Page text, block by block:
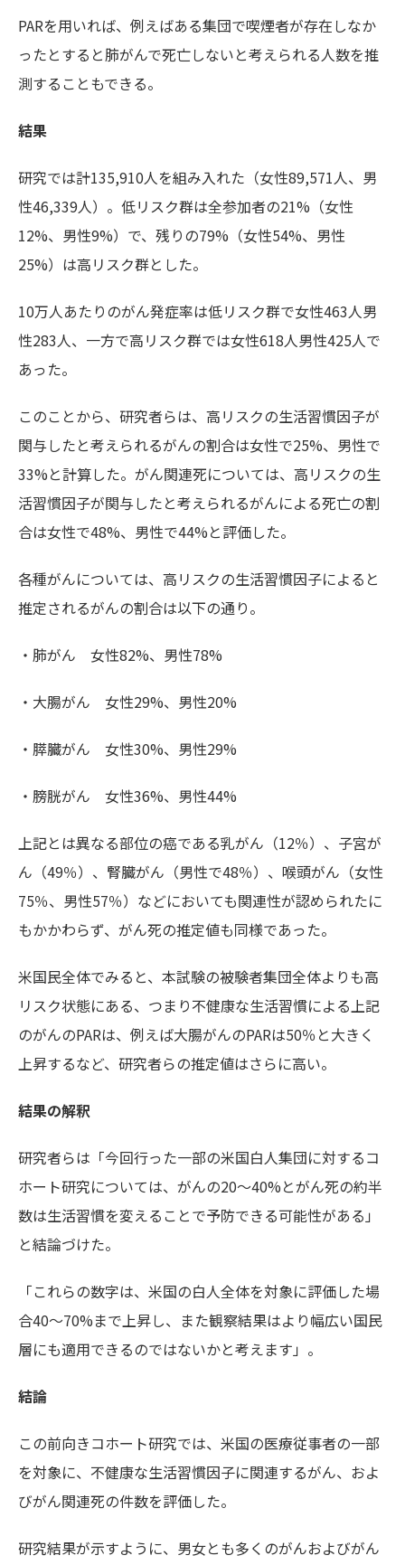
PARを用いれば、例えばある集団で喫煙者が存在しなか
ったとすると肺がんで死亡しないと考えられる人数を推
測することもできる。
結果
研究では計135,910人を組み入れた（女性89,571人、男
性46,339人）。低リスク群は全参加者の21%（女性
12%、男性9%）で、残りの79%（女性54%、男性
25%）は高リスク群とした。
10万人あたりのがん発症率は低リスク群で女性463人男
性283人、一方で高リスク群では女性618人男性425人で
あった。
このことから、研究者らは、高リスクの生活習慣因子が
関与したと考えられるがんの割合は女性で25%、男性で
33%と計算した。がん関連死については、高リスクの生
活習慣因子が関与したと考えられるがんによる死亡の割
合は女性で48%、男性で44%と評価した。
各種がんについては、高リスクの生活習慣因子によると
推定されるがんの割合は以下の通り。
・肺がん 女性82%、男性78%
・大腸がん 女性29%、男性20%
・膵臓がん 女性30%、男性29%
・膀胱がん 女性36%、男性44%
上記とは異なる部位の癌である乳がん（12％）、子宮が
ん（49％）、腎臓がん（男性で48％）、喉頭がん（女性
75％、男性57％）などにおいても関連性が認められたに
もかかわらず、がん死の推定値も同様であった。
米国民全体でみると、本試験の被験者集団全体よりも高
リスク状態にある、つまり不健康な生活習慣による上記
のがんのPARは、例えば大腸がんのPARは50％と大きく
上昇するなど、研究者らの推定値はさらに高い。
結果の解釈
研究者らは「今回行った一部の米国白人集団に対するコ
ホート研究については、がんの20〜40%とがん死の約半
数は生活習慣を変えることで予防できる可能性がある」
と結論づけた。
「これらの数字は、米国の白人全体を対象に評価した場
合40〜70%まで上昇し、また観察結果はより幅広い国民
層にも適用できるのではないかと考えます」。
結論
この前向きコホート研究では、米国の医療従事者の一部
を対象に、不健康な生活習慣因子に関連するがん、およ
びがん関連死の件数を評価した。
研究結果が示すように、男女とも多くのがんおよびがん